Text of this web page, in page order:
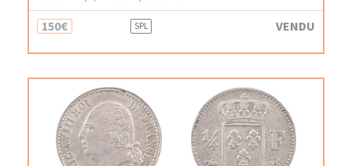
150€ SPL VENDU